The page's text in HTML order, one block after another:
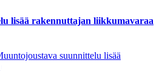
lisää rakennuttajan liikkumavaraa
suunnittelu lisää